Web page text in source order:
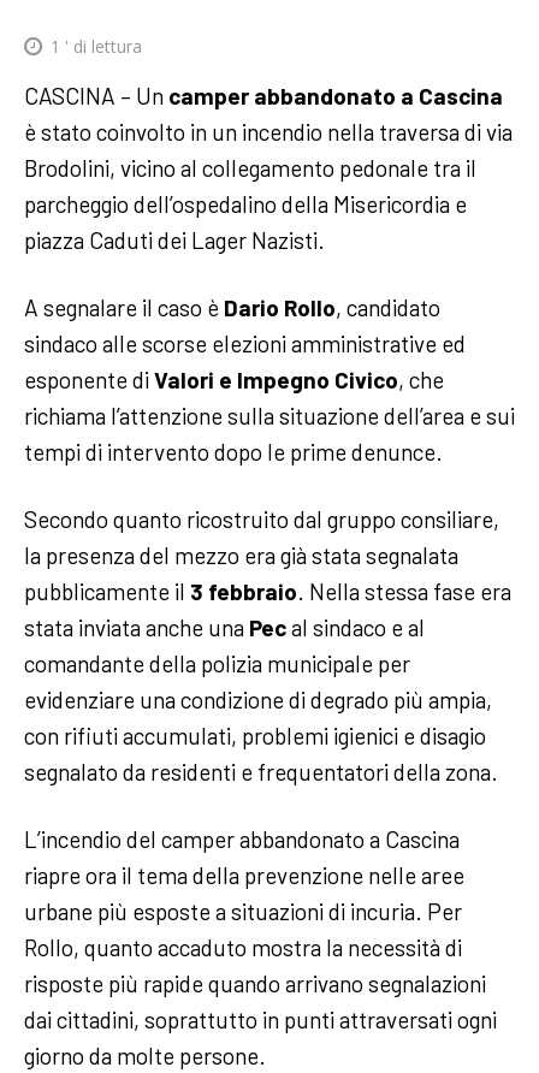
1 ' di lettura
CASCINA – Un camper abbandonato a Cascina
è stato coinvolto in un incendio nella traversa di via
Brodolini, vicino al collegamento pedonale tra il
parcheggio dell’ospedalino della Misericordia e
piazza Caduti dei Lager Nazisti.
A segnalare il caso è Dario Rollo, candidato
sindaco alle scorse elezioni amministrative ed
esponente di Valori e Impegno Civico, che
richiama l’attenzione sulla situazione dell’area e sui
tempi di intervento dopo le prime denunce.
Secondo quanto ricostruito dal gruppo consiliare,
la presenza del mezzo era già stata segnalata
pubblicamente il 3 febbraio. Nella stessa fase era
stata inviata anche una Pecal sindaco e al
comandante della polizia municipale per
evidenziare una condizione di degrado più ampia,
con rifiuti accumulati, problemi igienici e disagio
segnalato da residenti e frequentatori della zona.
L’incendio del camper abbandonato a Cascina
riapre ora il tema della prevenzione nelle aree
urbane più esposte a situazioni di incuria. Per
Rollo, quanto accaduto mostra la necessità di
risposte più rapide quando arrivano segnalazioni
dai cittadini, soprattutto in punti attraversati ogni
giorno da molte persone.